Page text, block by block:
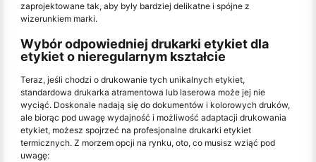
zaprojektowane tak, aby były bardziej delikatne i spójne z
wizerunkiem marki.
Wybór odpowiedniej drukarki etykiet dla
etykiet o nieregularnym kształcie
Teraz, jeśli chodzi o drukowanie tych unikalnych etykiet,
standardowa drukarka atramentowa lub laserowa może jej nie
wyciąć. Doskonale nadają się do dokumentów i kolorowych druków,
ale biorąc pod uwagę wydajność i możliwość adaptacji drukowania
etykiet, możesz spojrzeć na profesjonalne drukarki etykiet
termicznych. Z morzem opcji na rynku, oto, co musisz wziąć pod
uwagę: